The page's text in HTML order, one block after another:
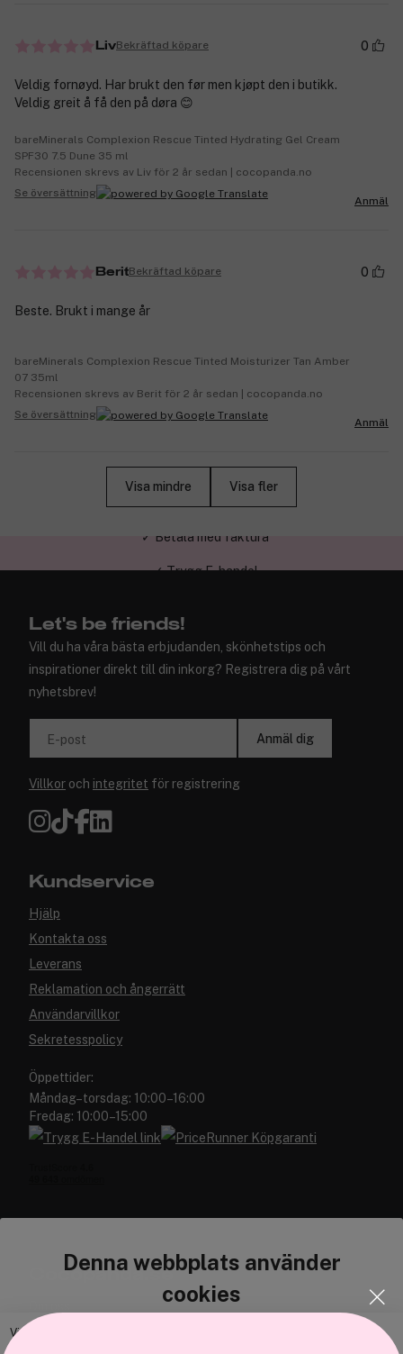
Denna webbplats använder
cookies
Vi använder enhetsidentifierare för att anpassa innehållet och
LivBekräftad köpare 0
Veldig fornøyd. Har brukt den før men kjøpt den i butikk.
Veldig greit å få den på døra 😊
bareMinerals Complexion Rescue Tinted Hydrating Gel Cream
SPF30 7.5 Dune 35 ml
Recensionen skrevs av Liv för 2 år sedan | cocopanda.no
Se översättning
Anmäl
BeritBekräftad köpare 0
Beste. Brukt i mange år
bareMinerals Complexion Rescue Tinted Moisturizer Tan Amber
07 35ml
Recensionen skrevs av Berit för 2 år sedan | cocopanda.no
Se översättning
Anmäl
Visa mindre Visa fler
Let's be friends!
Vill du ha våra bästa erbjudanden, skönhetstips och
inspirationer direkt till din inkorg? Registrera dig på vårt
nyhetsbrev!
E-post Anmäl dig
Villkor och integritet för registrering
Kundservice
Hjälp
Kontakta oss
Leverans
Reklamation och ångerrätt
Användarvillkor
Sekretesspolicy
Öppettider:
Måndag–torsdag: 10:00–16:00
Fredag: 10:00–15:00
Cocopanda.se